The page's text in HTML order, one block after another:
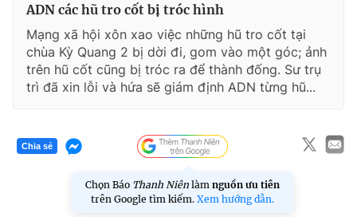
ADN các hũ tro cốt bị tróc hình
Mạng xã hội xôn xao việc những hũ tro cốt tại
chùa Kỳ Quang 2 bị dời đi, gom vào một góc; ảnh
trên hũ cốt cũng bị tróc ra để thành đống. Sư trụ
trì đã xin lỗi và hứa sẽ giám định ADN từng hũ...
Chia sẻ
Chọn Báo Thanh Niên làm nguồn ưu tiên
trên Google tìm kiếm. Xem hướng dẫn.